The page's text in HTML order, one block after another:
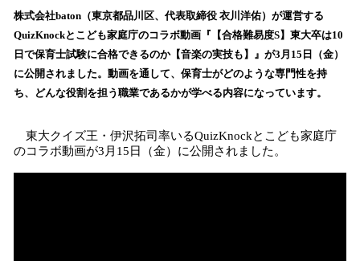
！
数
を
読
込
中
で
株式会社baton（東京都品川区、代表取締役 衣川洋佑）が運営する
QuizKnockとこども家庭庁のコラボ動画『【合格難易度S】東大卒は10
日で保育士試験に合格できるのか【音楽の実技も】』が3月15日（金）
に公開されました。動画を通して、保育士がどのような専門性を持
ち、どんな役割を担う職業であるかが学べる内容になっています。
東大クイズ王・伊沢拓司率いるQuizKnockとこども家庭庁
のコラボ動画が3月15日（金）に公開されました。